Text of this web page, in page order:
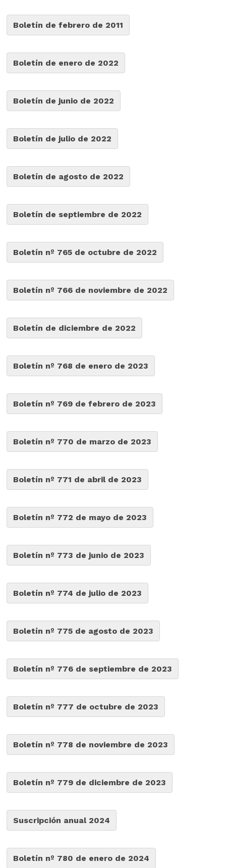
Boletín de febrero de 2011
Boletín de enero de 2022
Boletín de junio de 2022
Boletín de julio de 2022
Boletín de agosto de 2022
Boletín de septiembre de 2022
Boletín nº 765 de octubre de 2022
Boletín nº 766 de noviembre de 2022
Boletín de diciembre de 2022
Boletín nº 768 de enero de 2023
Boletín nº 769 de febrero de 2023
Boletín nº 770 de marzo de 2023
Boletín nº 771 de abril de 2023
Boletín nº 772 de mayo de 2023
Boletín nº 773 de junio de 2023
Boletín nº 774 de julio de 2023
Boletín nº 775 de agosto de 2023
Boletín nº 776 de septiembre de 2023
Boletín nº 777 de octubre de 2023
Boletín nº 778 de noviembre de 2023
Boletín nº 779 de diciembre de 2023
Suscripción anual 2024
Boletín nº 780 de enero de 2024